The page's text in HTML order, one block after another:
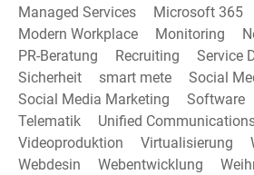
Managed Services
Microsoft 365
Modern Workplace
Monitoring
PR-Beratung
Recruiting Service
Sicherheit
smart mete
Social
Social Media Marketing
Software
Telematik
Unified
Videoproduktion
Virtualisierung
Webdesin
Webentwicklung